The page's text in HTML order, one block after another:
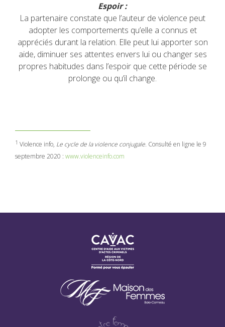
Espoir :
La partenaire constate que l’auteur de violence peut
adopter les comportements qu’elle a connus et
appréciés durant la relation. Elle peut lui apporter son
aide, diminuer ses attentes envers lui ou changer ses
propres habitudes dans l’espoir que cette période se
prolonge ou qu’il change.
1 Violence info, Le cycle de la violence conjugale. Consulté en ligne le 9
septembre 2020 : www.violenceinfo.com